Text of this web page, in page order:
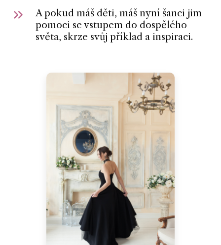
A pokud máš děti, máš nyní šanci jim
pomoci se vstupem do dospělého
světa, skrze svůj příklad a inspiraci.